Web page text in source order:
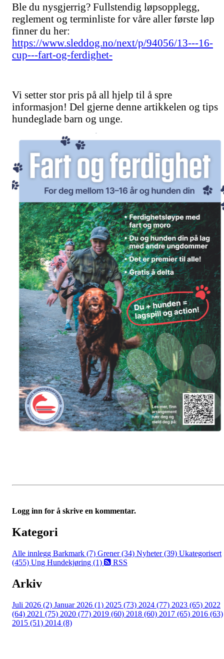
Ble du nysgjerrig? Fullstendig løpsopplegg,
reglement og terminliste for våre aller første løp
finner du her:
https://www.sleddog.no/next/p/94056/13---16-
cup---fart-og-ferdighet-
Vi setter stor pris på all hjelp til å spre
informasjon! Del gjerne denne artikkelen og tips
hundeglade barn og unge.
Logg inn for å skrive en kommentar.
Kategori
Alle innlegg Barkmark (7) Grener (34) Nyheter (39) Ukategorisert
(455) Ung Hundekjøring (1) RSS
Arkiv
Juli 2026 (2) Januar 2026 (1) 2025 (73) 2024 (77) 2023 (65) 2022
(64) 2021 (75) 2020 (77) 2019 (60) 2018 (60) 2017 (65) 2016 (63)
2015 (51) 2014 (8)